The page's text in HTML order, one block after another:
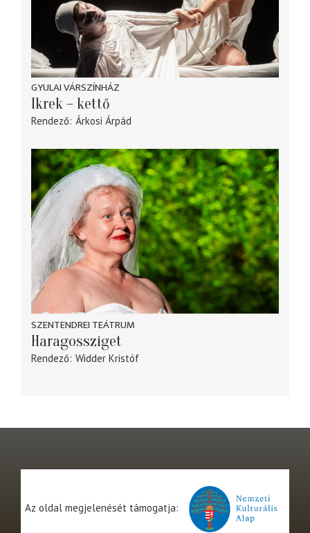
GYULAI VÁRSZÍNHÁZ
Ikrek – kettő
Rendező Árkosi Árpád
SZENTENDREI TEÁTRUM
Haragossziget
Rendező Widder Kristóf
Az oldal megjelenését támogatja: